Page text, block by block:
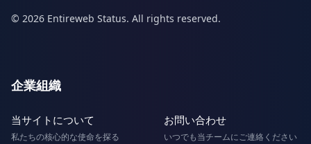
© 2026 Entireweb Status. All rights reserved.
企業組織
当サイトについて
私たちの核心的な使命を探る
お問い合わせ
いつでも当チームにご連絡ください